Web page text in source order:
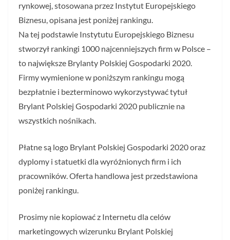
rynkowej, stosowana przez Instytut Europejskiego
Biznesu, opisana jest poniżej rankingu.
Na tej podstawie Instytutu Europejskiego Biznesu
stworzył rankingi 1000 najcenniejszych firm w Polsce –
to największe Brylanty Polskiej Gospodarki 2020.
Firmy wymienione w poniższym rankingu mogą
bezpłatnie i bezterminowo wykorzystywać tytuł
Brylant Polskiej Gospodarki 2020 publicznie na
wszystkich nośnikach.
Płatne są logo Brylant Polskiej Gospodarki 2020 oraz
dyplomy i statuetki dla wyróżnionych firm i ich
pracowników. Oferta handlowa jest przedstawiona
poniżej rankingu.
Prosimy nie kopiować z Internetu dla celów
marketingowych wizerunku Brylant Polskiej